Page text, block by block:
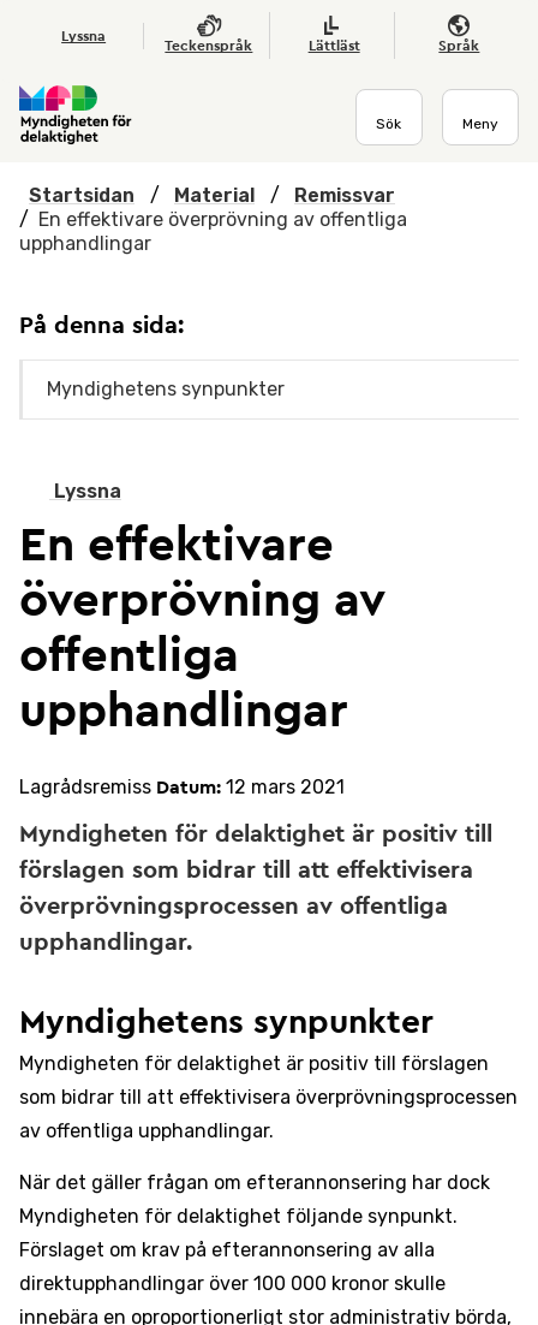
Hoppa till huvudmenyn
Lyssna
Teckenspråk Lättläst Språk
Sök Meny
Startsidan / Material /
Remissvar
/ En effektivare överprövning av offentliga
upphandlingar
Lyssna
En effektivare
överprövning av
offentliga
upphandlingar
Lagrådsremiss Datum: 12 mars 2021
Myndigheten för delaktighet är positiv till
förslagen som bidrar till att effektivisera
överprövningsprocessen av offentliga
upphandlingar.
Myndighetens synpunkter
Myndigheten för delaktighet är positiv till förslagen
som bidrar till att effektivisera överprövningsprocessen
av offentliga upphandlingar.
När det gäller frågan om efterannonsering har dock
Myndigheten för delaktighet följande synpunkt.
Förslaget om krav på efterannonsering av alla
direktupphandlingar över 100 000 kronor skulle
innebära en oproportionerligt stor administrativ börda,
På denna sida:
Myndighetens synpunkter